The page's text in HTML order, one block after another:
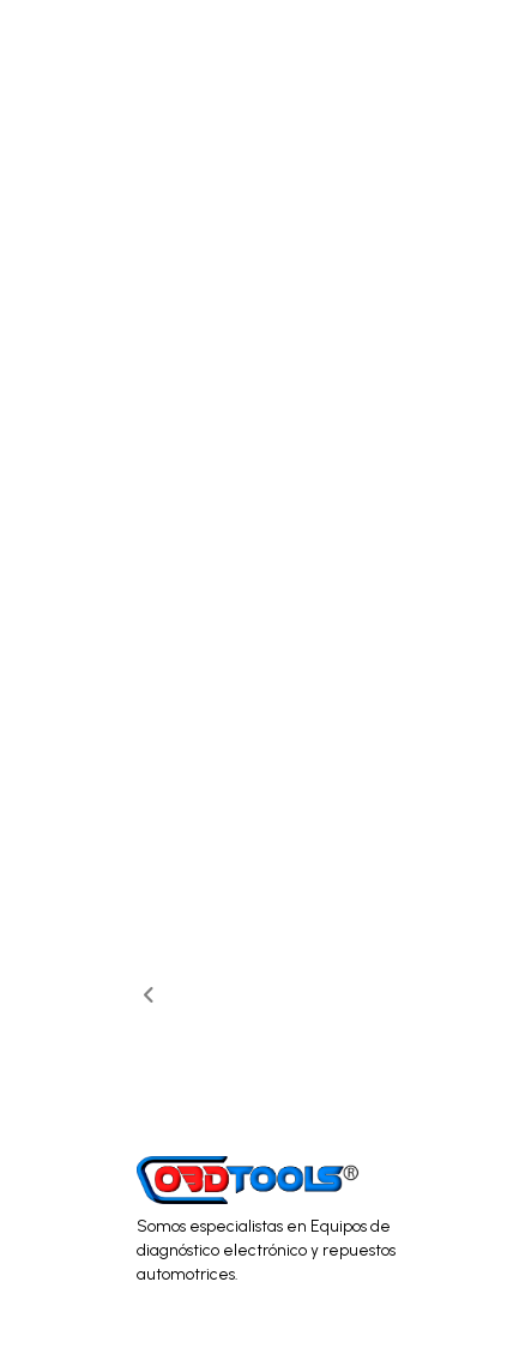
Somos especialistas en Equipos de
diagnóstico electrónico y repuestos
automotrices.